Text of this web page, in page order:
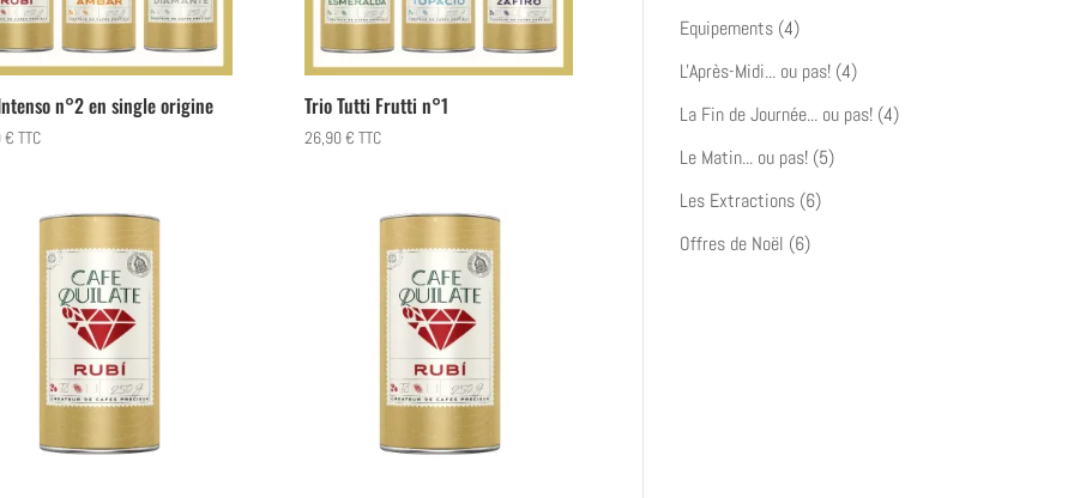
n°2 en single origine
€ TTC
Trio Tutti Frutti n°1
26,90€ TTC
produits
Equipements 44
produits
L'Après-Midi... ou pas! 44
produits
La Fin de Journée... ou pas! 44
Le Matin... ou pas! 55
Les Extractions 66
Offres de Noël 66